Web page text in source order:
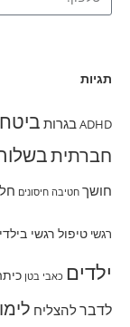
תגיות
ADHDבגרות
חברתית
חושך חטיבה חיסונים
רגשי טיפול רגשי
ילדים כאבי בטן
לדברלהצליח